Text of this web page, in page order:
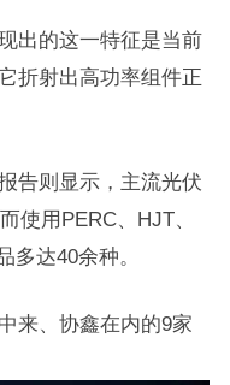
出的这一特征是当前
折射出高功率组件正
告则显示，主流光伏
使用PERC、HJT、
多达40余种。
来、协鑫在内的9家